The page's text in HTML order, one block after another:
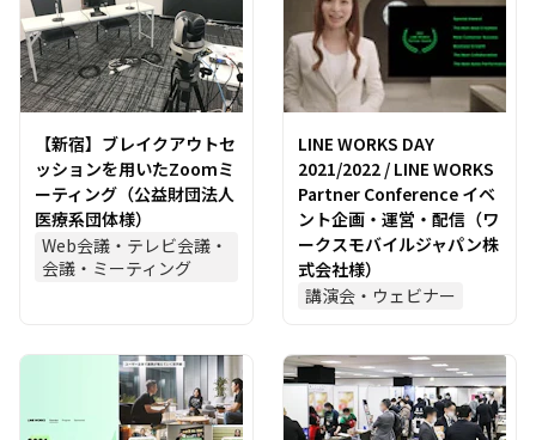
【新宿】ブレイクアウトセ
ッションを用いたZoomミ
ーティング（公益財団法人
医療系団体様）
Web会議・テレビ会議・
会議・ミーティング
LINE WORKS DAY
2021/2022 / LINE WORKS
Partner Conference イベ
ント企画・運営・配信（ワ
ークスモバイルジャパン株
式会社様）
講演会・ウェビナー